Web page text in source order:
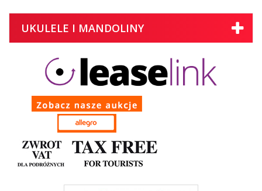
UKULELE I MANDOLINY